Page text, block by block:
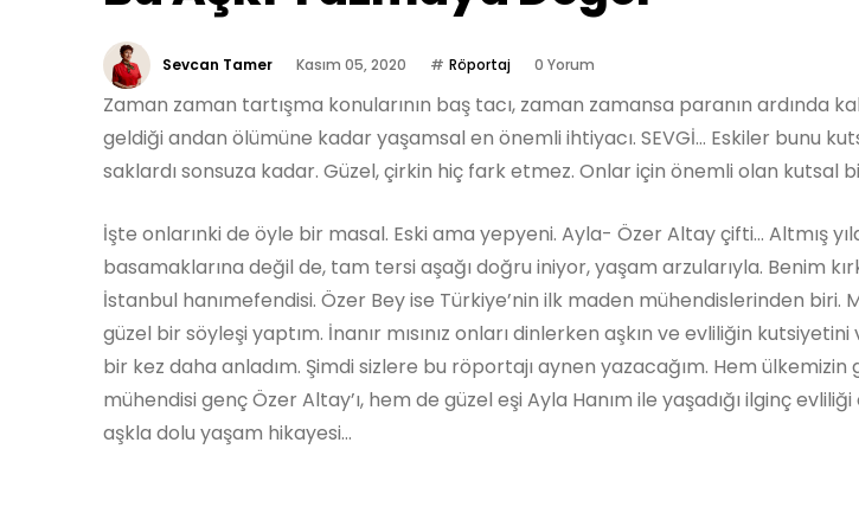
Sevcan Tamer Kasım 05, 2020 Röportaj 0 Yorum
Zaman zaman tartışma konularının baş tacı, zaman zamansa paranın ardında
geldiği andan ölümüne kadar yaşamsal en önemli ihtiyacı. SEVGİ… Eskiler bunu
saklardı sonsuza kadar. Güzel, çirkin hiç fark etmez. Onlar için önemli olan kutsal
İşte onlarınki de öyle bir masal. Eski ama yepyeni. Ayla- Özer Altay çifti... Altmış
basamaklarına değil de, tam tersi aşağı doğru iniyor, yaşam arzularıyla. Benim
İstanbul hanımefendisi. Özer Bey ise Türkiye’nin ilk maden mühendislerinden
güzel bir söyleşi yaptım. İnanır mısınız onları dinlerken aşkın ve evliliğin
bir kez daha anladım. Şimdi sizlere bu röportajı aynen yazacağım. Hem
mühendisi genç Özer Altay’ı, hem de güzel eşi Ayla Hanım ile yaşadığı ilginç
aşkla dolu yaşam hikayesi…